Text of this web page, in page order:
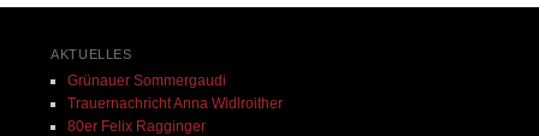
AKTUELLES
Grünauer Sommergaudi
Trauernachricht Anna Widlroither
80er Felix Ragginger